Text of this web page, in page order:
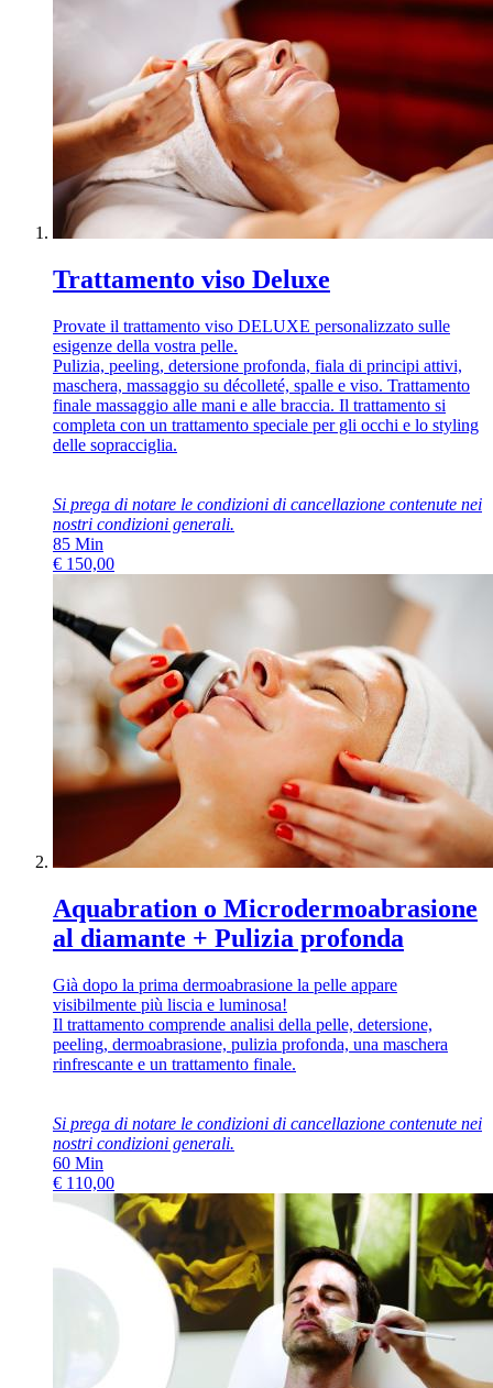
Trattamento viso Deluxe
Provate il trattamento viso DELUXE personalizzato sulle
esigenze della vostra pelle.
Pulizia, peeling, detersione profonda, fiala di principi attivi,
maschera, massaggio su décolleté, spalle e viso. Trattamento
finale massaggio alle mani e alle braccia. Il trattamento si
completa con un trattamento speciale per gli occhi e lo styling
delle sopracciglia.
Si prega di notare le condizioni di cancellazione contenute nei
nostri condizioni generali.
85 Min
€ 150,00
Aquabration o Microdermoabrasione
al diamante + Pulizia profonda
Già dopo la prima dermoabrasione la pelle appare
visibilmente più liscia e luminosa!
Il trattamento comprende analisi della pelle, detersione,
peeling, dermoabrasione, pulizia profonda, una maschera
rinfrescante e un trattamento finale.
Si prega di notare le condizioni di cancellazione contenute nei
nostri condizioni generali.
60 Min
€ 110,00